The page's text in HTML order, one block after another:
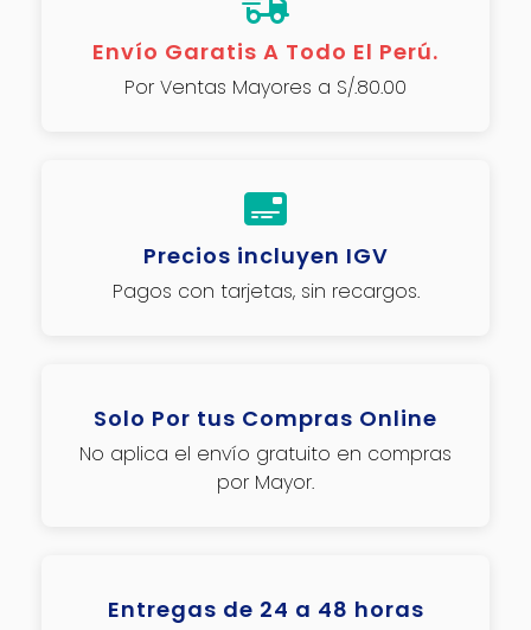
Envío Garatis A Todo El Perú.
Por Ventas Mayores a S/.80.00
Precios incluyen IGV
Pagos con tarjetas, sin recargos.
Solo Por tus Compras Online
No aplica el envío gratuito en compras
por Mayor.
Entregas de 24 a 48 horas